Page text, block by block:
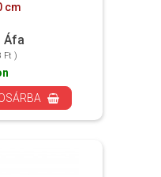
cm
Áfa
Ft )